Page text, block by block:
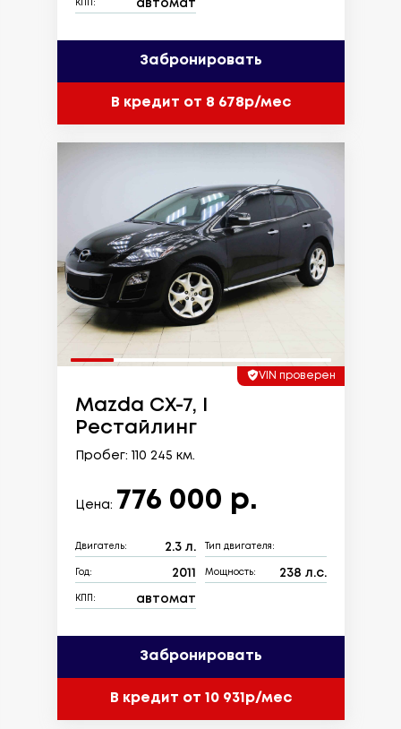
КПП: автомат
Забронировать
В кредит от 8 678р/мес
VIN проверен
Mazda CX-7, I
Рестайлинг
Пробег: 110 245 км.
Цена: 776 000 р.
Двигатель: 2.3 л. Тип двигателя:
Год: 2011 Мощность: 238 л.с.
КПП: автомат
Забронировать
В кредит от 10 931р/мес